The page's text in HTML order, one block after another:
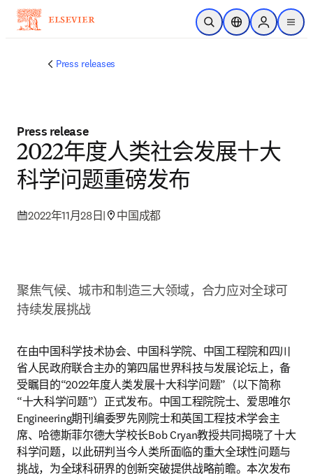
跳转到主内容
开放搜索位置选择器Sign in to
menu
Press releases
Press release
2022年度人类社会发展十大
科学问题重磅发布
2022年11月28日 | 中国成都
聚焦气候、城市和制造三大领域，合力应对全球可
持续发展挑战
在由中国科学技术协会、中国科学院、中国工程院和四川
省人民政府联合主办的第四届世界科技与发展论坛上，备
受瞩目的“2022年度人类发展十大科学问题”（以下简称
“十大科学问题”）正式发布。中国工程院院士、爱思唯尔
Engineering期刊编委罗先刚院士和英国工程技术学会主
席、哈德斯菲尔德大学校长Bob Cryan教授共同揭晓了十大
科学问题，以此研判当今人类所面临的重大全球性问题与
挑战，为全球科研界的创新突破提供战略前瞻。本次发布